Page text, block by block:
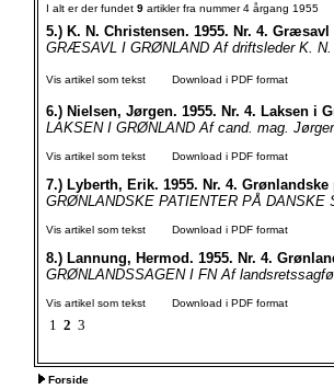
I alt er der fundet 9 artikler fra nummer 4 årgang 1955
5.) K. N. Christensen. 1955. Nr. 4.
GRÆSAVL I GRØNLAND Af driftsleder K.
Vis artikel som tekst Download i PDF format
6.) Nielsen, Jørgen. 1955. Nr. 4. Laksen i
LAKSEN I GRØNLAND Af cand. mag.
Vis artikel som tekst Download i PDF format
7.) Lyberth, Erik. 1955. Nr. 4.
GRØNLANDSKE PATIENTER PÅ
Vis artikel som tekst Download i PDF format
8.) Lannung, Hermod. 1955. Nr. 4.
GRØNLANDSSAGEN I FN Af
Vis artikel som tekst Download i PDF format
1 2 3
Forside